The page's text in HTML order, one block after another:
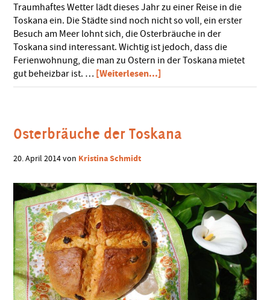
Traumhaftes Wetter lädt dieses Jahr zu einer Reise in die
Toskana ein. Die Städte sind noch nicht so voll, ein erster
Besuch am Meer lohnt sich, die Osterbräuche in der
Toskana sind interessant. Wichtig ist jedoch, dass die
Ferienwohnung, die man zu Ostern in der Toskana mietet
gut beheizbar ist. … [Weiterlesen...]
Osterbräuche der Toskana
20. April 2014von Kristina Schmidt